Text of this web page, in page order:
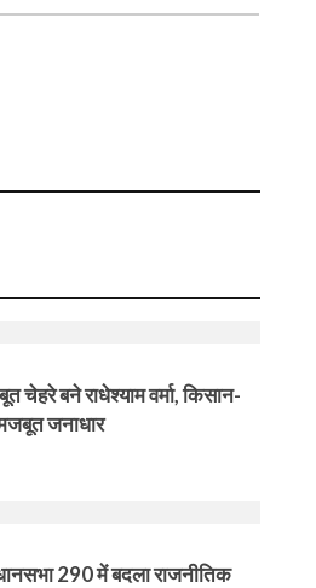
चेहरे बने राधेश्याम वर्मा, किसान-
जनाधार
290 में बदला राजनीतिक